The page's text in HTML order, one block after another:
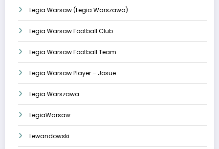
Legia Warsaw (Legia Warszawa)
Legia Warsaw Football Club
Legia Warsaw Football Team
Legia Warsaw Player – Josue
Legia Warszawa
LegiaWarsaw
Lewandowski